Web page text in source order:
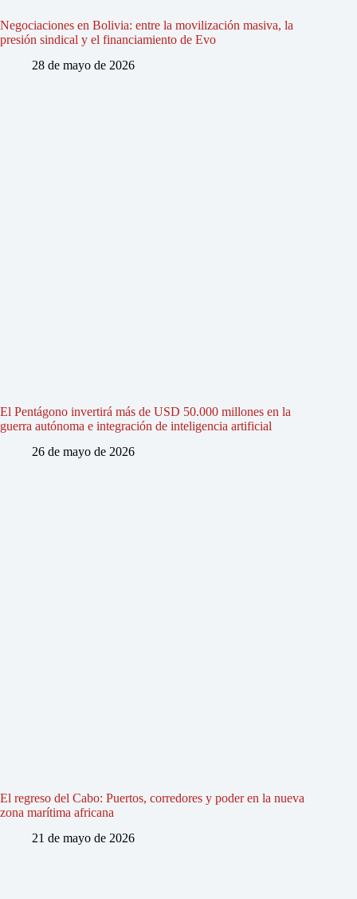
Negociaciones en Bolivia: entre la movilización masiva, la
presión sindical y el financiamiento de Evo
28 de mayo de 2026
El Pentágono invertirá más de USD 50.000 millones en la
guerra autónoma e integración de inteligencia artificial
26 de mayo de 2026
El regreso del Cabo: Puertos, corredores y poder en la nueva
zona marítima africana
21 de mayo de 2026